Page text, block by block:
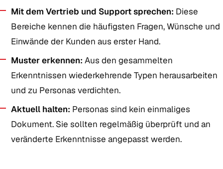
Mit dem Vertrieb und Support sprechen: Diese
Bereiche kennen die häufigsten Fragen, Wünsche und
Einwände der Kunden aus erster Hand.
Muster erkennen: Aus den gesammelten
Erkenntnissen wiederkehrende Typen herausarbeiten
und zu Personas verdichten.
Aktuell halten: Personas sind kein einmaliges
Dokument. Sie sollten regelmäßig überprüft und an
veränderte Erkenntnisse angepasst werden.